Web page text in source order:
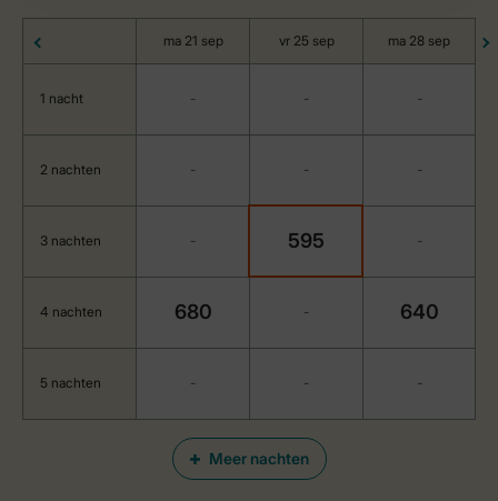
Meer nachten
ma 21 sep vr 25 sep ma 28 sep
1 nacht - - -
2 nachten - - -
3 nachten - 595 -
4 nachten 680 - 640
5 nachten - - -